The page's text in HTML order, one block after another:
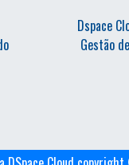
Dspace
Gestão